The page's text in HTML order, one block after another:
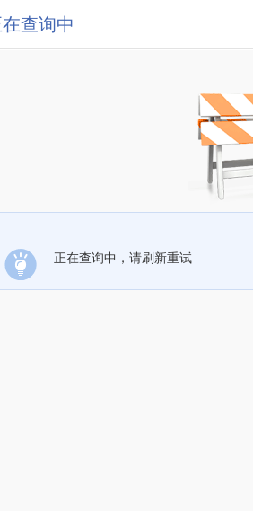
查询中
正在查询中，请刷新重试